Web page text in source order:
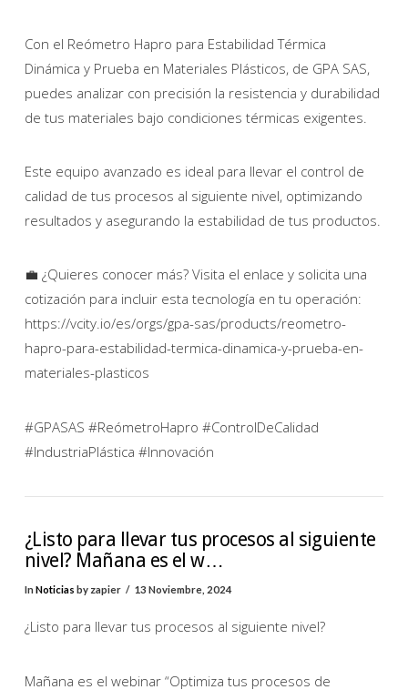
Con el Reómetro Hapro para Estabilidad Térmica
Dinámica y Prueba en Materiales Plásticos, de GPA SAS,
puedes analizar con precisión la resistencia y durabilidad
de tus materiales bajo condiciones térmicas exigentes.
Este equipo avanzado es ideal para llevar el control de
calidad de tus procesos al siguiente nivel, optimizando
resultados y asegurando la estabilidad de tus productos.
💼 ¿Quieres conocer más? Visita el enlace y solicita una
cotización para incluir esta tecnología en tu operación:
https://vcity.io/es/orgs/gpa-sas/products/reometro-
hapro-para-estabilidad-termica-dinamica-y-prueba-en-
materiales-plasticos
#GPASAS #ReómetroHapro #ControlDeCalidad
#IndustriaPlástica #Innovación
¿Listo para llevar tus procesos al siguiente
nivel? Mañana es el w…
InNoticias by zapier 13 Noviembre, 2024
¿Listo para llevar tus procesos al siguiente nivel?
Mañana es el webinar “Optimiza tus procesos de